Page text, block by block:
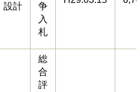
設計
争
入
札
総
合
評